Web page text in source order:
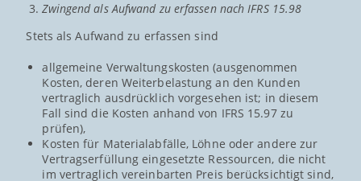
Zwingend als Aufwand zu erfassen nach IFRS 15.98
Stets als Aufwand zu erfassen sind
allgemeine Verwaltungskosten (ausgenommen
Kosten, deren Weiterbelastung an den Kunden
vertraglich ausdrücklich vorgesehen ist; in diesem
Fall sind die Kosten anhand von IFRS 15.97 zu
prüfen),
Kosten für Materialabfälle, Löhne oder andere zur
Vertragserfüllung eingesetzte Ressourcen, die nicht
im vertraglich vereinbarten Preis berücksichtigt sind,